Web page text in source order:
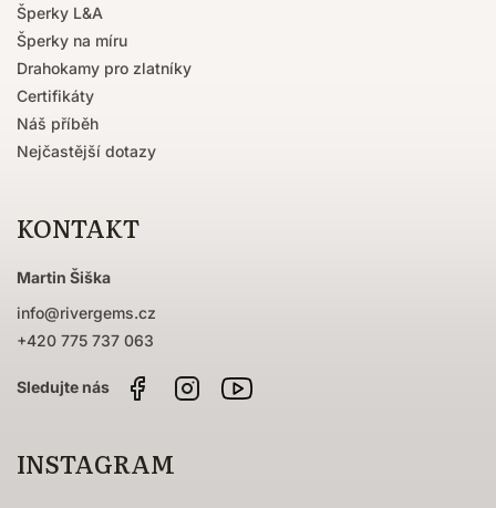
Šperky L&A
Šperky na míru
Drahokamy pro zlatníky
Certifikáty
Náš příběh
Nejčastější dotazy
KONTAKT
Martin Šiška
info@rivergems.cz
+420 775 737 063
FacebookInstagram
INSTAGRAM